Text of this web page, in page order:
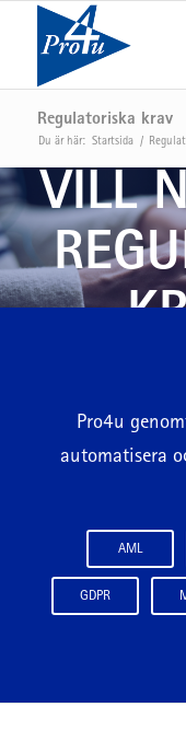
Regulatoriska krav
Du är här: Startsida /
VILL
Pro4u
automatisera
AML
GDPR